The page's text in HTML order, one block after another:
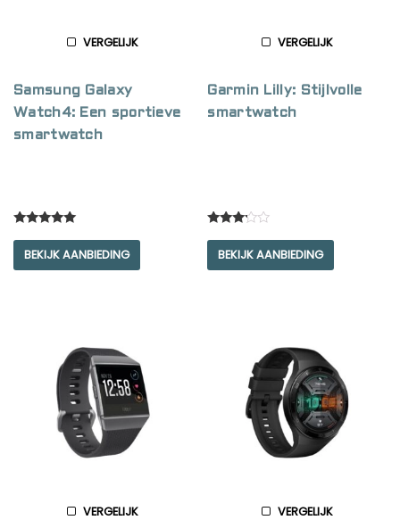
VERGELIJK
Samsung Galaxy
Watch4: Een sportieve
smartwatch
5.00
out of 5
BEKIJK AANBIEDING
VERGELIJK
Garmin Lilly: Stijlvolle
smartwatch
3.00
out of
5
BEKIJK AANBIEDING
VERGELIJK VERGELIJK